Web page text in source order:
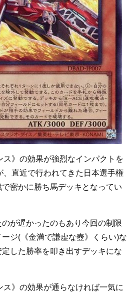
ス》の効果が強烈なインパクトを
直近で行われてきた日本選手権
密かに勝ち馬デッキとなってい
が遅かったのもあり今回の制限
ジ(《金満で謙虚な壺》くらい)な
した勝率を叩き出すデッキにな
ス》の効果が通らなければ一気に